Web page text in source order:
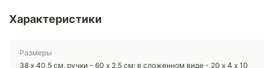
Характеристики
Размеры
38 х 40,5 см, ручки - 60 х 2,5 см; в сложенном виде - 20 х 4 х 10